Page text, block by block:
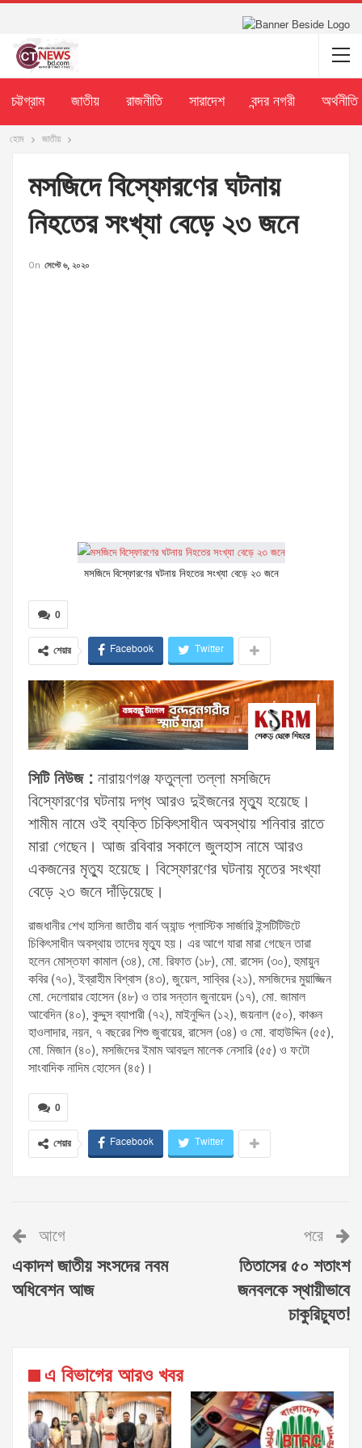
চট্টগ্রাম জাতীয় রাজনীতি সারাদেশ বন্দর নগরী অর্থনীতি
হোম জাতীয়
মসজিদে বিস্ফোরণের ঘটনায়
নিহতের সংখ্যা বেড়ে ২৩ জনে
On সেপ্টে ৬, ২০২০
মসজিদে বিস্ফোরণের ঘটনায় নিহতের সংখ্যা বেড়ে ২৩ জনে
0
শেয়ার Facebook Twitter
সিটি নিউজ : নারায়ণগঞ্জ ফতুল্লা তল্লা মসজিদে
বিস্ফোরণের ঘটনায় দগ্ধ আরও দুইজনের মৃত্যু হয়েছে।
শামীম নামে ওই ব্যক্তি চিকিৎসাধীন অবস্থায় শনিবার রাতে
মারা গেছেন। আজ রবিবার সকালে জুলহাস নামে আরও
একজনের মৃত্যু হয়েছে। বিস্ফোরণের ঘটনায় মৃতের সংখ্যা
বেড়ে ২৩ জনে দাঁড়িয়েছে।
রাজধানীর শেখ হাসিনা জাতীয় বার্ন অ্যান্ড প্লাস্টিক সার্জারি ইন্সটিটিউটে
চিকিৎসাধীন অবস্থায় তাদের মৃত্যু হয়। এর আগে যারা মারা গেছেন তারা
হলেন মোস্তফা কামাল (৩৪), মো. রিফাত (১৮), মো. রাসেদ (৩০), হুমায়ুন
কবির (৭০), ইব্রাহীম বিশ্বাস (৪৩), জুয়েল, সাব্বির (২১), মসজিদের মুয়াজ্জিন
মো. দেলোয়ার হোসেন (৪৮) ও তার সন্তান জুনায়েদ (১৭), মো. জামাল
আবেদিন (৪০), কুদ্দুস ব্যাপারী (৭২), মাইনুদ্দিন (১২), জয়নাল (৫০), কাঞ্চন
হাওলাদার, নয়ন, ৭ বছরের শিশু জুবায়ের, রাসেল (৩৪) ও মো. বাহাউদ্দিন (৫৫),
মো. মিজান (৪০), মসজিদের ইমাম আবদুল মালেক নেসারি (৫৫) ও ফটো
সাংবাদিক নাদিম হোসেন (৪৫)।
0
শেয়ার Facebook Twitter
আগে
একাদশ জাতীয় সংসদের নবম
অধিবেশন আজ
পরে
তিতাসের ৫০ শতাংশ
জনবলকে স্থায়ীভাবে
চাকুরিচ্যুত!
এ বিভাগের আরও খবর